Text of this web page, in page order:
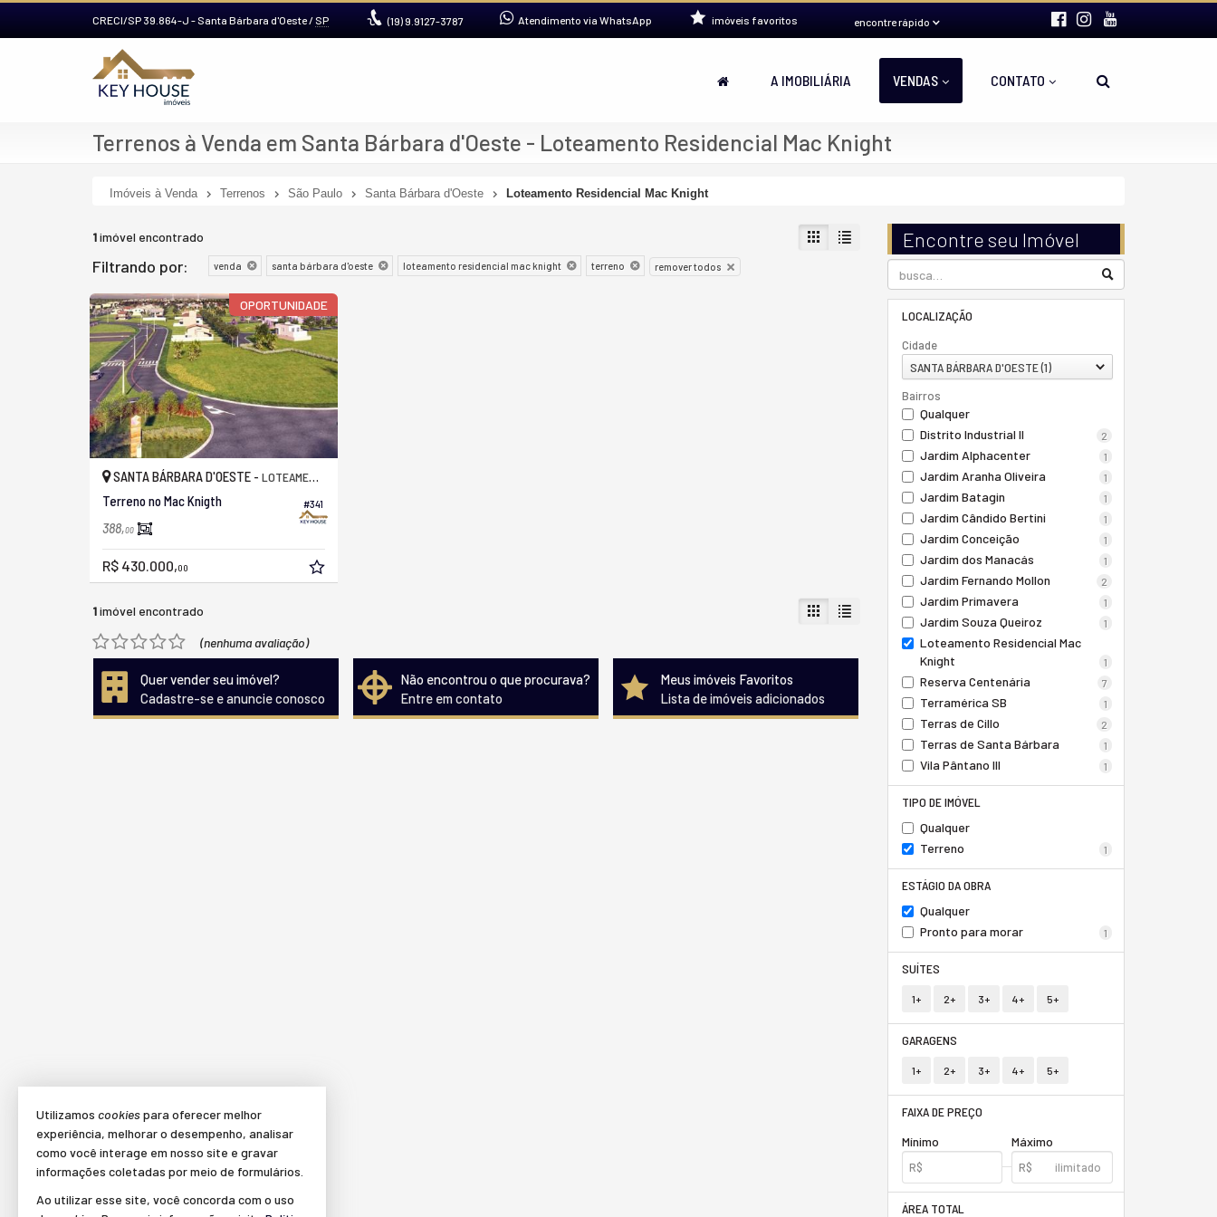
CRECI/SP 39.864-J - Santa Bárbara d'Oeste / SP (19)9.9127-3787 Atendimento via WhatsApp encontre rápido
imóveis favoritos
A IMOBILIÁRIA VENDAS CONTATO
Terrenos à Venda em Santa Bárbara d'Oeste - Loteamento Residencial Mac Knight
Imóveis à Venda Terrenos São Paulo Santa Bárbara d'Oeste Loteamento Residencial Mac Knight
Encontre seu Imóvel
LOCALIZAÇÃO
Cidade
SANTA BÁRBARA D'OESTE (1)
Bairros
Qualquer
Distrito Industrial II
2
Jardim Alphacenter 1
Jardim Aranha Oliveira 1
Jardim Batagin 1
Jardim Cândido Bertini 1
Jardim Conceição 1
Jardim dos Manacás 1
Jardim Fernando Mollon 2
Jardim Primavera 1
Jardim Souza Queiroz 1
Loteamento Residencial Mac
Knight
1
Reserva Centenária 7
Terramérica SB 1
Terras de Cillo 2
Terras de Santa Bárbara 1
Vila Pântano III 1
TIPO DE IMÓVEL
Qualquer
Terreno
1
ESTÁGIO DA OBRA
Qualquer
Pronto para morar
1
SUÍTES
1+ 2+ 3+ 4+ 5+
GARAGENS
1+ 2+ 3+ 4+ 5+
FAIXA DE PREÇO
Mínimo
Máximo
ÁREA TOTAL
1imóvel encontrado
Filtrando por: venda santa bárbara d'oeste loteamento residencial mac knight terreno remover todos
OPORTUNIDADE
#341
SANTA BÁRBARA D'OESTE - LOTEAMENTO RESIDENCIAL MAC KNIGHT
Terreno no Mac Knigth
388,00
R$ 430.000,00
1imóvel encontrado
(nenhuma avaliação)
Quer vender seu imóvel?
Cadastre-se e anuncie conosco
Não encontrou o que procurava?
Entre em contato
Meus imóveis Favoritos
Lista de imóveis adicionados
Utilizamos cookiespara oferecer melhor
experiência, melhorar o desempenho, analisar
como você interage em nosso site e gravar
informações coletadas por meio de formulários.
Ao utilizar esse site, você concorda com o uso